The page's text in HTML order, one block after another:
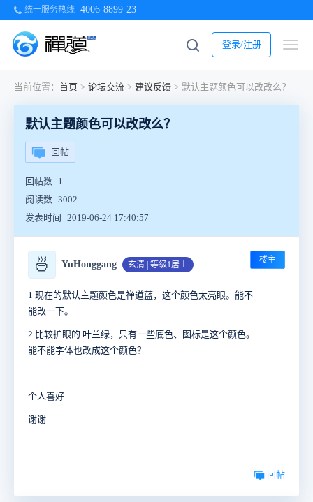
统一服务热线 4006-8899-23
登录/注册
当前位置： 首页 > 论坛交流 > 建议反馈 > 默认主题颜色可以改改么？
默认主题颜色可以改改么？
回帖
回帖数 1
阅读数 3002
发表时间
2019-06-24 17:40:57
🍜 YuHonggang 玄清 | 等级1居士 楼主
1 现在的默认主题颜色是禅道蓝，这个颜色太亮眼。能不
能改一下。
2 比较护眼的 叶兰绿，只有一些底色、图标是这个颜色。
能不能字体也改成这个颜色？
个人喜好
谢谢
回帖